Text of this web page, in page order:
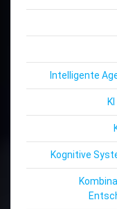
Intelligente
Kognitive